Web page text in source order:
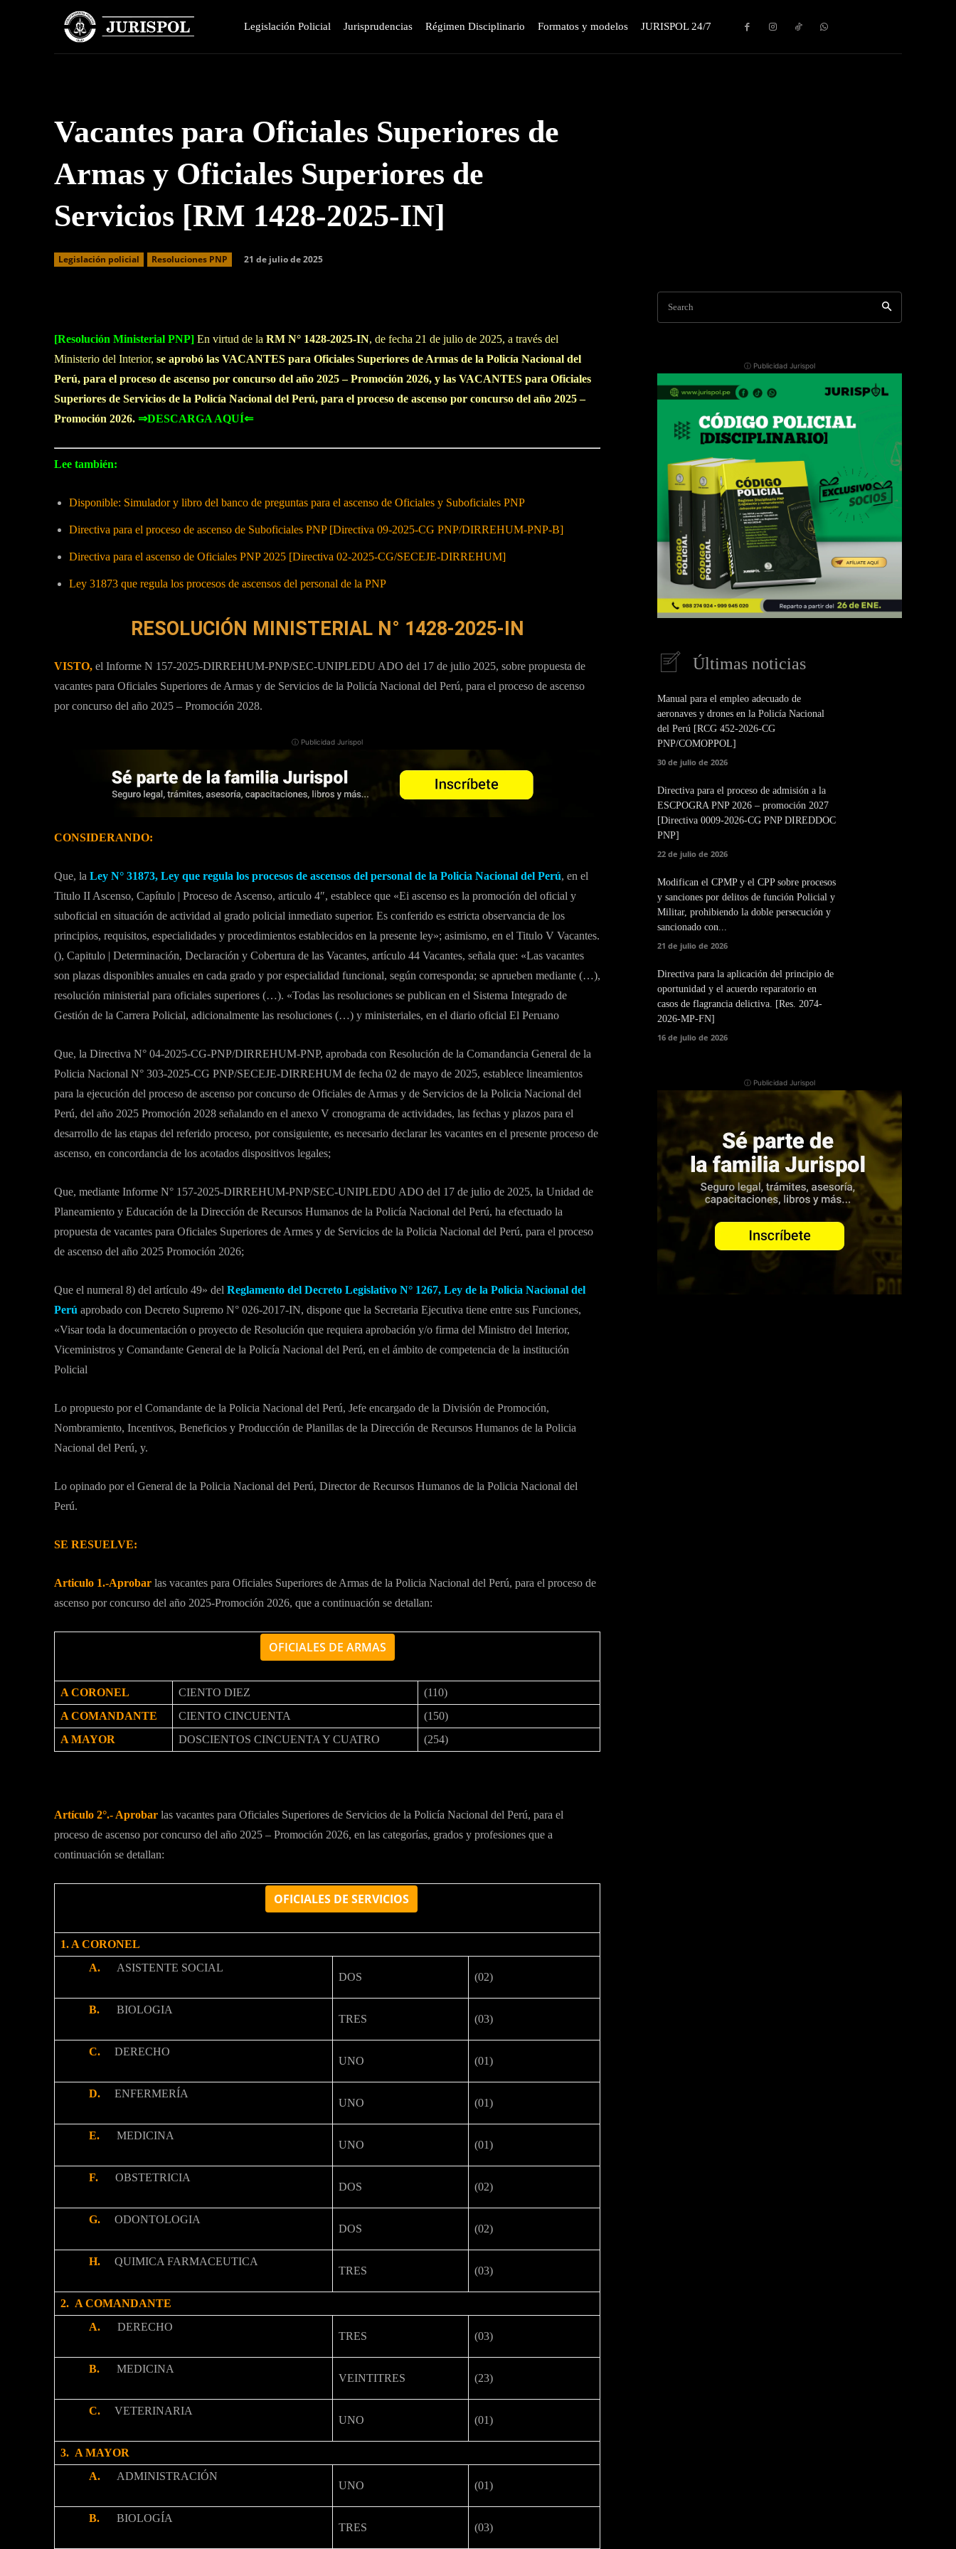
Legislación Policial Jurisprudencias Régimen Disciplinario Formatos y modelos JURISPOL 24/7
Vacantes para Oficiales Superiores de
Armas y Oficiales Superiores de
Servicios [RM 1428-2025-IN]
Legislación policial Resoluciones PNP 21 de julio de 2025
[Resolución Ministerial PNP] En virtud de la RM N° 1428-2025-IN, de fecha 21 de julio de 2025, a través del
Ministerio del Interior, se aprobó las VACANTES para Oficiales Superiores de Armas de la Policía Nacional del
Perú, para el proceso de ascenso por concurso del año 2025 – Promoción 2026, y las VACANTES para Oficiales
Superiores de Servicios de la Policía Nacional del Perú, para el proceso de ascenso por concurso del año 2025 –
Promoción 2026. ⇒DESCARGA AQUÍ⇐
Lee también:
Disponible: Simulador y libro del banco de preguntas para el ascenso de Oficiales y Suboficiales PNP
Directiva para el proceso de ascenso de Suboficiales PNP [Directiva 09-2025-CG PNP/DIRREHUM-PNP-B]
Directiva para el ascenso de Oficiales PNP 2025 [Directiva 02-2025-CG/SECEJE-DIRREHUM]
Ley 31873 que regula los procesos de ascensos del personal de la PNP
RESOLUCIÓN MINISTERIAL N° 1428-2025-IN
VISTO, el Informe N 157-2025-DIRREHUM-PNP/SEC-UNIPLEDU ADO del 17 de julio 2025, sobre propuesta de
vacantes para Oficiales Superiores de Armas y de Servicios de la Policía Nacional del Perú, para el proceso de ascenso
por concurso del año 2025 – Promoción 2028.
ⓘ Publicidad Jurispol
CONSIDERANDO:
Que, la Ley N° 31873, Ley que regula los procesos de ascensos del personal de la Policia Nacional del Perú, en el
Titulo II Ascenso, Capítulo | Proceso de Ascenso, articulo 4″, establece que «Ei ascenso es la promoción del oficial y
suboficial en situación de actividad al grado policial inmediato superior. Es conferido es estricta observancia de los
principios, requisitos, especialidades y procedimientos establecidos en la presente ley»; asimismo, en el Titulo V Vacantes.
(), Capitulo | Determinación, Declaración y Cobertura de las Vacantes, artículo 44 Vacantes, señala que: «Las vacantes
son plazas disponibles anuales en cada grado y por especialidad funcional, según corresponda; se aprueben mediante (…),
resolución ministerial para oficiales superiores (…). «Todas las resoluciones se publican en el Sistema Integrado de
Gestión de la Carrera Policial, adicionalmente las resoluciones (…) y ministeriales, en el diario oficial El Peruano
Que, la Directiva N° 04-2025-CG-PNP/DIRREHUM-PNP, aprobada con Resolución de la Comandancia General de la
Policia Nacional N° 303-2025-CG PNP/SECEJE-DIRREHUM de fecha 02 de mayo de 2025, establece lineamientos
para la ejecución del proceso de ascenso por concurso de Oficiales de Armas y de Servicios de la Policia Nacional del
Perú, del año 2025 Promoción 2028 señalando en el anexo V cronograma de actividades, las fechas y plazos para el
desarrollo de las etapas del referido proceso, por consiguiente, es necesario declarar les vacantes en el presente proceso de
ascenso, en concordancia de los acotados dispositivos legales;
Que, mediante Informe N° 157-2025-DIRREHUM-PNP/SEC-UNIPLEDU ADO del 17 de julio de 2025, la Unidad de
Planeamiento y Educación de la Dirección de Recursos Humanos de la Policía Nacional del Perú, ha efectuado la
propuesta de vacantes para Oficiales Superiores de Armes y de Servicios de la Policia Nacional del Perú, para el proceso
de ascenso del año 2025 Promoción 2026;
Que el numeral 8) del artículo 49» del Reglamento del Decreto Legislativo N° 1267, Ley de la Policia Nacional del
Perú aprobado con Decreto Supremo N° 026-2017-IN, dispone que la Secretaria Ejecutiva tiene entre sus Funciones,
«Visar toda la documentación o proyecto de Resolución que requiera aprobación y/o firma del Ministro del Interior,
Viceministros y Comandante General de la Policía Nacional del Perú, en el ámbito de competencia de la institución
Policial
Lo propuesto por el Comandante de la Policia Nacional del Perú, Jefe encargado de la División de Promoción,
Nombramiento, Incentivos, Beneficios y Producción de Planillas de la Dirección de Recursos Humanos de la Policia
Nacional del Perú, y.
Lo opinado por el General de la Policia Nacional del Perú, Director de Recursos Humanos de la Policia Nacional del
Perú.
SE RESUELVE:
Articulo 1.-Aprobar las vacantes para Oficiales Superiores de Armas de la Policia Nacional del Perú, para el proceso de
ascenso por concurso del año 2025-Promoción 2026, que a continuación se detallan:
OFICIALES DE ARMAS
A CORONEL CIENTO DIEZ
(110)
A COMANDANTE
CIENTO CINCUENTA
(150)
A MAYOR
DOSCIENTOS CINCUENTA Y CUATRO (254)
Artículo 2°.- Aprobar las vacantes para Oficiales Superiores de Servicios de la Policía Nacional del Perú, para el
proceso de ascenso por concurso del año 2025 – Promoción 2026, en las categorías, grados y profesiones que a
continuación se detallan:
OFICIALES DE SERVICIOS
1. A CORONEL
A. ASISTENTE SOCIAL
DOS (02)
B. BIOLOGIA
TRES (03)
C. DERECHO
UNO (01)
D. ENFERMERÍA
UNO (01)
E. MEDICINA
UNO (01)
F. OBSTETRICIA
DOS (02)
G. ODONTOLOGIA
DOS (02)
H. QUIMICA FARMACEUTICA
TRES (03)
2. A COMANDANTE
A. DERECHO
TRES (03)
B. MEDICINA
VEINTITRES (23)
C. VETERINARIA
UNO (01)
3. A MAYOR
A. ADMINISTRACIÓN
UNO (01)
B. BIOLOGÍA
TRES (03)
Search
ⓘ Publicidad Jurispol
Últimas noticias
Manual para el empleo adecuado de
aeronaves y drones en la Policía Nacional
del Perú [RCG 452-2026-CG
PNP/COMOPPOL]
30 de julio de 2026
Directiva para el proceso de admisión a la
ESCPOGRA PNP 2026 – promoción 2027
[Directiva 0009-2026-CG PNP DIREDDOC
PNP]
22 de julio de 2026
Modifican el CPMP y el CPP sobre procesos
y sanciones por delitos de función Policial y
Militar, prohibiendo la doble persecución y
sancionado con...
21 de julio de 2026
Directiva para la aplicación del principio de
oportunidad y el acuerdo reparatorio en
casos de flagrancia delictiva. [Res. 2074-
2026-MP-FN]
16 de julio de 2026
ⓘ Publicidad Jurispol